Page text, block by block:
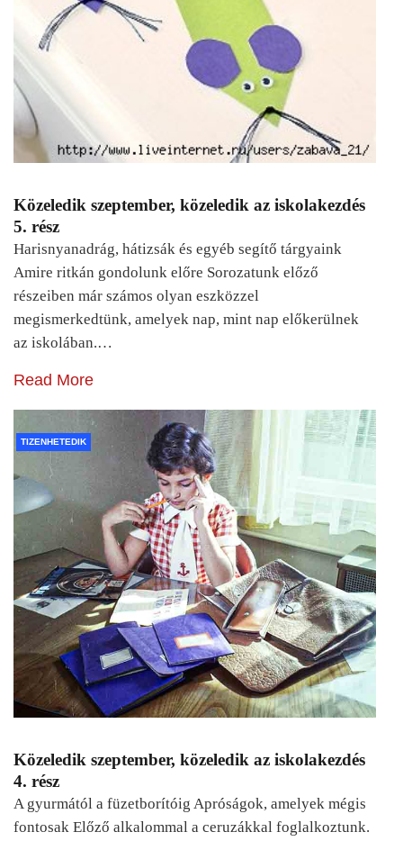
Közeledik szeptember, közeledik az iskolakezdés
5. rész
Harisnyanadrág, hátizsák és egyéb segítő tárgyaink
Amire ritkán gondolunk előre Sorozatunk előző
részeiben már számos olyan eszközzel
megismerkedtünk, amelyek nap, mint nap előkerülnek
az iskolában.…
Read More
TIZENHETEDIK
Közeledik szeptember, közeledik az iskolakezdés
4. rész
A gyurmától a füzetborítóig Apróságok, amelyek mégis
fontosak Előző alkalommal a ceruzákkal foglalkoztunk.